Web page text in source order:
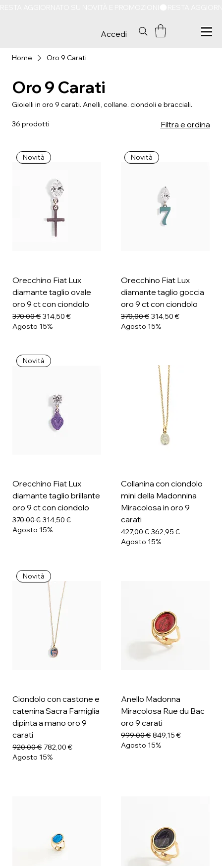
Accedi
Home Oro 9 Carati
Oro 9 Carati
Gioielli in oro 9 carati. Anelli, collane. ciondoli e bracciali.
36 prodotti Filtra e ordina
Novità
Orecchino Fiat Lux
diamante taglio ovale
oro 9 ct con ciondolo
Prezzo regolare
370,00 €Prezzo scontato
314,50 €
Agosto 15%
Novità
Orecchino Fiat Lux
diamante taglio goccia
oro 9 ct con ciondolo
Prezzo regolare
370,00 € Prezzo scontato
314,50 €
Agosto 15%
Novità
Orecchino Fiat Lux
diamante taglio brillante
oro 9 ct con ciondolo
Prezzo regolare
370,00 €Prezzo scontato
314,50 €
Agosto 15%
Collanina con ciondolo
mini della Madonnina
Miracolosa in oro 9
carati
Prezzo regolare
427,00 € Prezzo scontato
362,95 €
Agosto 15%
Novità
Ciondolo con castone e
catenina Sacra Famiglia
dipinta a mano oro 9
carati
Prezzo regolare
920,00 € Prezzo scontato
782,00 €
Agosto 15%
Anello Madonna
Miracolosa Rue du Bac
oro 9 carati
Prezzo regolare
999,00 € Prezzo scontato
849,15 €
Agosto 15%